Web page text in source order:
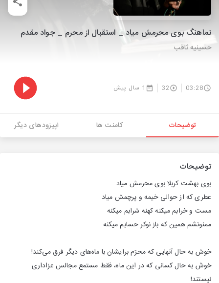
نماهنگ بوی محرمش میاد _ استقبال از محرم _ جواد مقدم
حسینیه ثاقب
03:28
32 1 سال پیش
توضیحات کامنت ها اپیزودهای دیگر
توضیحات
بوی بهشت کربلا بوی محرمش میاد
عطری که از حوالی خیمه و پرچمش میاد
مست و خرابم میکنه کهنه شرابم میکنه
ممنونشم همین که باز نوکر حسابم میکنه
خوش به حال آنهایی که محرّم برایشان با ماه‌های دیگر فرق می‌کند!
خوش به حال کسانی که در این ماه، فقط مستمع مجالس عزاداری
نیستند!